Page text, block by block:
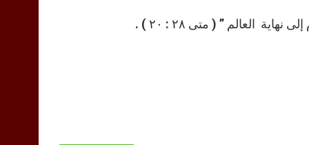
العالم ” ( متى ٢٨ : ٢٠ ) .